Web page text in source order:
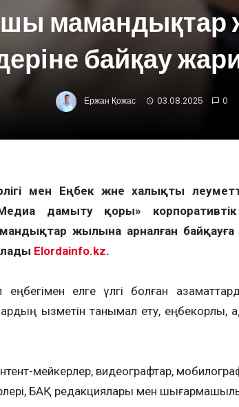
байқау
Ержан Қожас 03.08.2025 0
мен Еңбек және халықты
дамыту қоры»
жылына арналған байқауға
Elordainfo.kz.
елге үлгі болған
қызметін танымал ету, еңбекқорлық,
мейкерлер, видеографтар,
БАҚ редакциялары мен